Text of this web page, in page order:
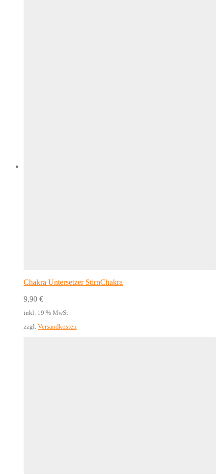
Chakra Untersetzer StirnChakra
9,90 €
inkl. 19 % MwSt.
zzgl. Versandkosten